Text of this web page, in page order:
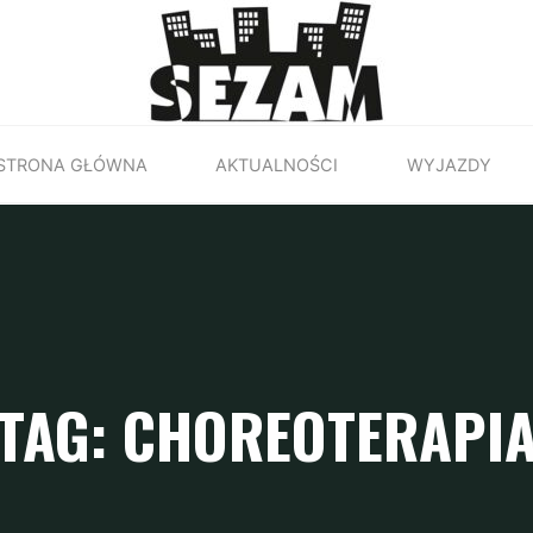
GŁÓWNA AKTUALNOŚCI WYJAZDY